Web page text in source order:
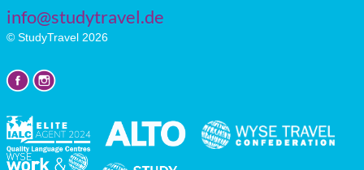
info@studytravel.de
© StudyTravel 2026